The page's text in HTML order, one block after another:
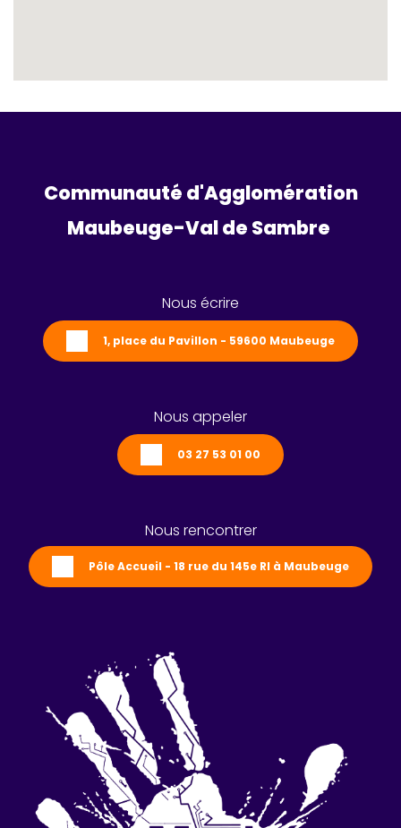
Communauté d'Agglomération
Maubeuge-Val de Sambre
Nous écrire
1, place du Pavillon - 59600 Maubeuge
Nous appeler
03 27 53 01 00
Nous rencontrer
Pôle Accueil - 18 rue du 145e RI à Maubeuge